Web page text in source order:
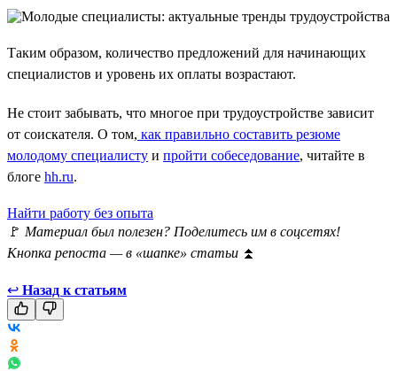
Таким образом, количество предложений для начинающих
специалистов и уровень их оплаты возрастают.
Не стоит забывать, что многое при трудоустройстве зависит
от соискателя. О том, как правильно составить резюме
молодому специалисту и пройти собеседование, читайте в
блоге hh.ru.
Найти работу без опыта
🚩 Материал был полезен? Поделитесь им в соцсетях!
Кнопка репоста — в «шапке» статьи ⏫
↩ Назад к статьям